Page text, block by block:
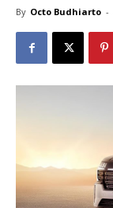
By Octo Budhiarto -